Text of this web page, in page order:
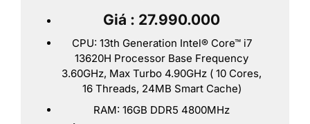
Giá : 27.990.000
CPU: 13th Generation Intel® Core™ i7
13620H Processor Base Frequency
3.60GHz, Max Turbo 4.90GHz ( 10 Cores,
16 Threads, 24MB Smart Cache)
RAM: 16GB DDR5 4800MHz